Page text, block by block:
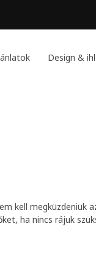
Design &
kell megküzdeniük
ha nincs rájuk